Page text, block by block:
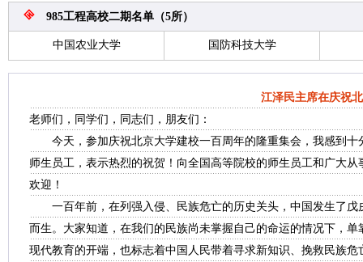
985工程高校二期名单（5所）
中国农业大学 国防科技大学
江泽民主席在庆祝
老师们，同学们，同志们，朋友们：
今天，参加庆祝北京大学建校一百周年的隆重集会，我感到十
师生员工，表示热烈的祝贺！向全国高等院校的师生员工和广大
欢迎！
一百年前，在列强入侵、民族危亡的历史关头，中国发生了戊
而生。大家知道，在我们的民族尚未掌握自己的命运的情况下，
现代教育的开端，也标志着中国人民带着寻求新知识、挽救民族